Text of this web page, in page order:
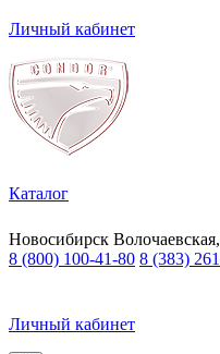
Личный кабинет
Каталог
Новосибирск
8 (800) 100-41-80 8 (383)
Личный кабинет